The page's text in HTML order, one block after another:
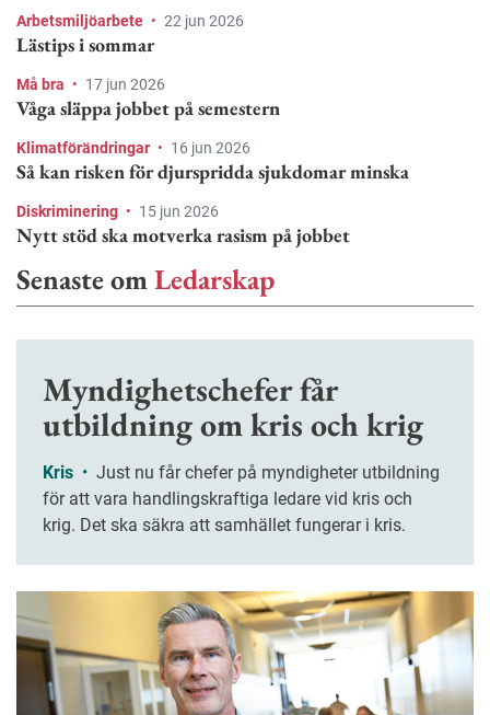
Arbetsmiljöarbete • 22 jun 2026
Lästips i sommar
Må bra • 17 jun 2026
Våga släppa jobbet på semestern
Klimatförändringar • 16 jun 2026
Så kan risken för djurspridda sjukdomar minska
Diskriminering • 15 jun 2026
Nytt stöd ska motverka rasism på jobbet
Senaste omLedarskap
Myndighetschefer får
utbildning om kris och krig
Kris •
för att vara handlingskraftiga ledare vid kris och
krig. Det ska säkra att samhället fungerar i kris.